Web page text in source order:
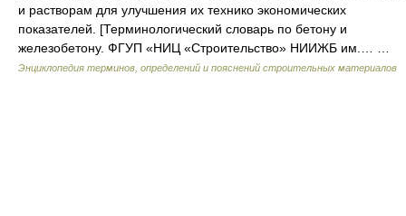
и растворам для улучшения их технико экономических
показателей. [Терминологический словарь по бетону и
железобетону. ФГУП «НИЦ «Строительство» НИИЖБ им.… …
Энциклопедия терминов, определений и пояснений строительных материалов